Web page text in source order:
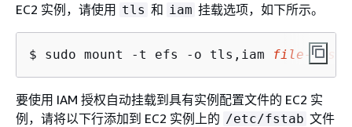
EC2 实例，请使用 tls 和 iam 挂载选项，如下所示。
$ sudo mount -t efs -o tls,iam file-
要使用 IAM 授权自动挂载到具有实例配置文件的 EC2 实
例，请将以下行添加到 EC2 实例上的 /etc/fstab 文件